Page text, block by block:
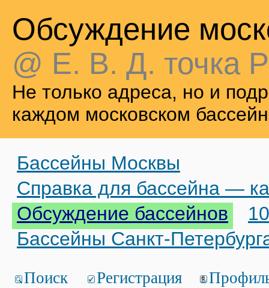
Обсуждение
@ Е. В. Д. точка
Не только адреса, но и
каждом московском
Бассейны Москвы
Справка для бассейна —
Обсуждение бассейнов
Бассейны Санкт-
Поиск Регистрация